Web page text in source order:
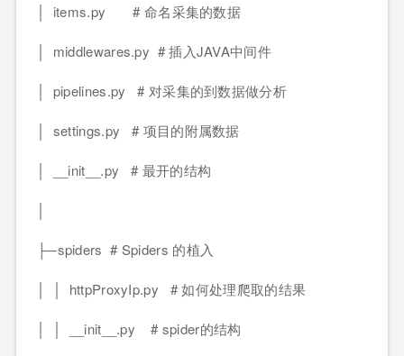
│ items.py # 命名采集的数据
│ middlewares.py # 插入JAVA中间件
│ pipelines.py # 对采集的到数据做分析
│ settings.py # 项目的附属数据
│ __init__.py # 最开的结构
│
├─spiders # Spiders 的植入
│ │ httpProxyIp.py # 如何处理爬取的结果
│ │ __init__.py # spider的结构